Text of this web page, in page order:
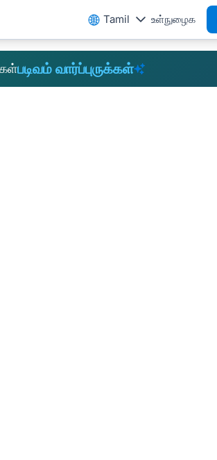
Tamil உள்நுழைக
படிவம் வார்ப்புருக்கள்